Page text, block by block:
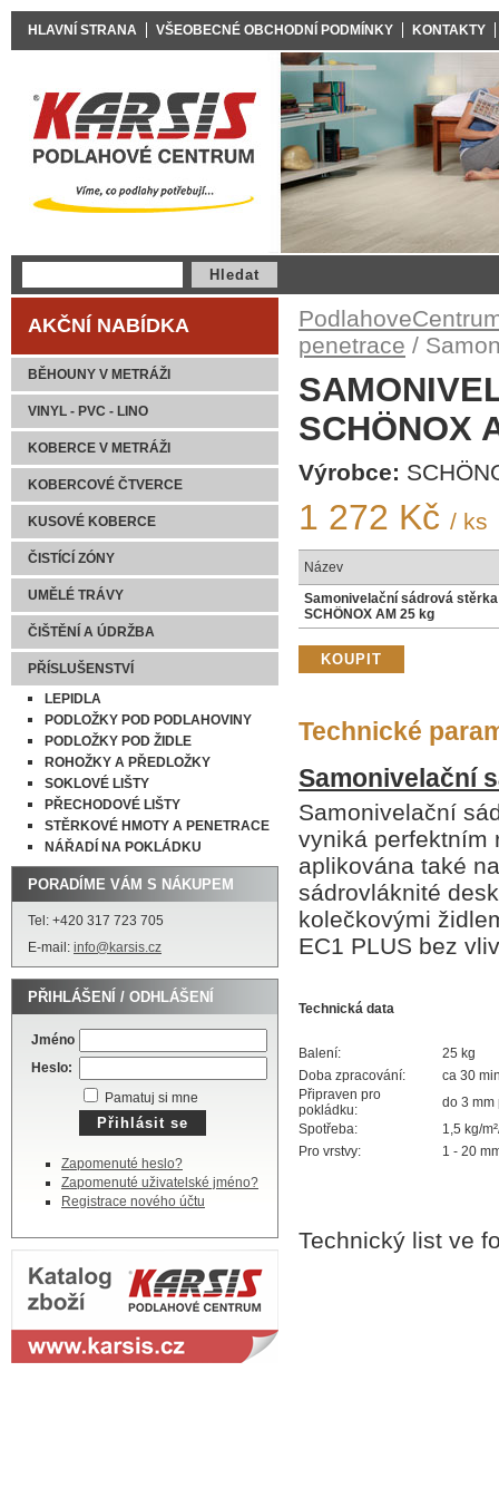
AKČNÍ NABÍDKA
BĚHOUNY V METRÁŽI
VINYL - PVC - LINO
KOBERCE V METRÁŽI
KOBERCOVÉ ČTVERCE
KUSOVÉ KOBERCE
ČISTÍCÍ ZÓNY
UMĚLÉ TRÁVY
ČIŠTĚNÍ A ÚDRŽBA
PŘÍSLUŠENSTVÍ
LEPIDLA
PODLOŽKY POD PODLAHOVINY
PODLOŽKY POD ŽIDLE
ROHOŽKY A PŘEDLOŽKY
SOKLOVÉ LIŠTY
PŘECHODOVÉ LIŠTY
STĚRKOVÉ HMOTY A PENETRACE
NÁŘADÍ NA POKLÁDKU
PORADÍME VÁM S NÁKUPEM
Tel: +420 317 723 705
E-mail: info@karsis.cz
PŘIHLÁŠENÍ / ODHLÁŠENÍ
Jméno
Heslo:
Pamatuj si mne
Zapomenuté heslo?
Zapomenuté uživatelské jméno?
Registrace nového účtu
penetrace /
SCHÖNOX
Výrobce:
1 272 Kč / ks
Název
Samonivelační sádrová stěrka
SCHÖNOX AM 25 kg
Technické
Samonivelační
Samonivelační
vyniká perfektním
aplikována také
sádrovláknité
kolečkovými
EC1 PLUS bez
Technická data
Balení:
25 kg
Doba zpracování:
ca 30
Připraven pro
pokládku:
do 3 mm
Spotřeba:
1,5 kg/
Pro vrstvy:
1 - 20
Technický list ve
HLAVNÍ STRANA VŠEOBECNÉ OBCHODNÍ PODMÍNKY KONTAKTY